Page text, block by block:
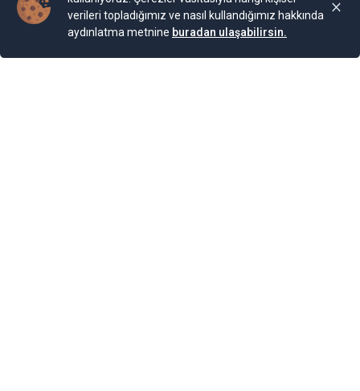
verileri topladığımız ve nasıl kullandığımız hakkında
aydınlatma metnine buradan ulaşabilirsin.